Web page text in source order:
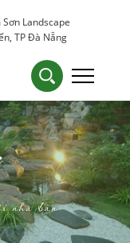
Landscape
TP Đà Nẵng
nhà bạn